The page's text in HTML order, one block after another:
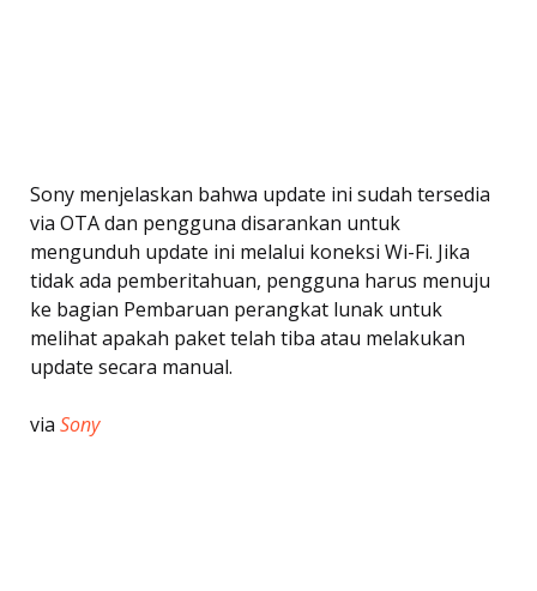
Sony menjelaskan bahwa update ini sudah tersedia
via OTA dan pengguna disarankan untuk
mengunduh update ini melalui koneksi Wi-Fi. Jika
tidak ada pemberitahuan, pengguna harus menuju
ke bagian Pembaruan perangkat lunak untuk
melihat apakah paket telah tiba atau melakukan
update secara manual.
via Sony